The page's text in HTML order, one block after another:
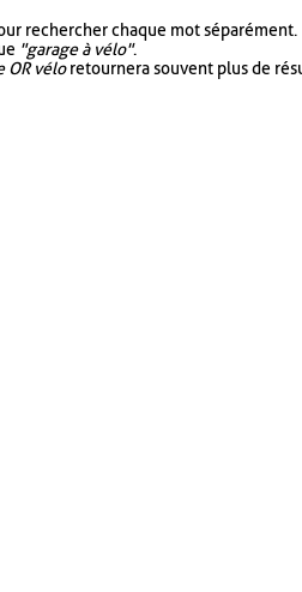
rechercher chaque mot séparément.
"garage à vélo".
OR véloretournera souvent plus de